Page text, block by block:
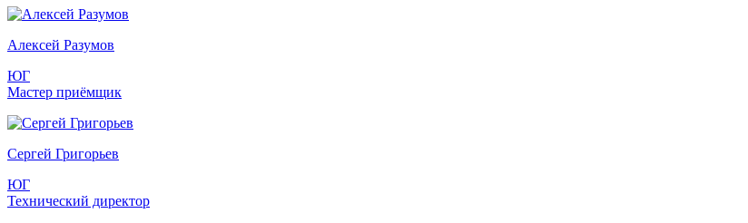
Алексей Разумов
ЮГ
Мастер приёмщик
Сергей Григорьев
ЮГ
Технический директор